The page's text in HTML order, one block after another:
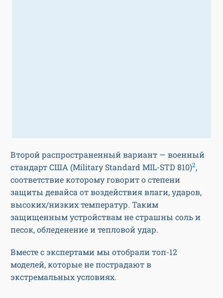
Второй распространенный вариант — военный
стандарт США (Military Standard MIL-STD 810)2,
соответствие которому говорит о степени
защиты девайса от воздействия влаги, ударов,
высоких/низких температур. Таким
защищенным устройствам не страшны соль и
песок, обледенение и тепловой удар.
Вместе с экспертами мы отобрали топ-12
моделей, которые не пострадают в
экстремальных условиях.